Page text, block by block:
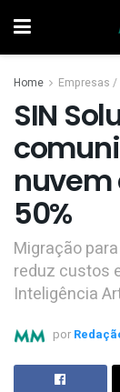
Home Empresas
SIN
nuvem
50%
Migração
reduz custos
Inteligência
por